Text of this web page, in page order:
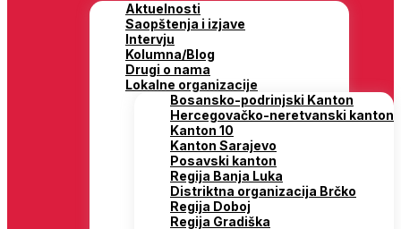
Aktuelnosti
Saopštenja i izjave
Intervju
Kolumna/Blog
Drugi o nama
Lokalne organizacije
Bosansko-podrinjski Kanton
Hercegovačko-neretvanski kanton
Kanton 10
Kanton Sarajevo
Posavski kanton
Regija Banja Luka
Distriktna organizacija Brčko
Regija Doboj
Regija Gradiška